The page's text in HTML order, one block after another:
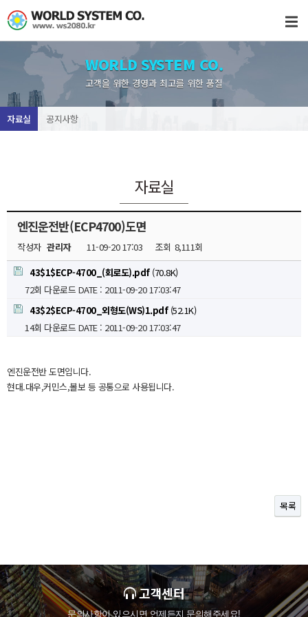
WORLD SYSTEM CO.
고객을 위한 경영과 최고를 위한 품질
자료실 공지사항
자료실
엔진운전반(ECP4700)도면
작성자 관리자 11-09-20 17:03 조회 8,111회
43$1$ECP-4700_(회로도).pdf(70.8K)
72회 다운로드 DATE : 2011-09-20 17:03:47
43$2$ECP-4700_외형도(WS)1.pdf(52.1K)
14회 다운로드 DATE : 2011-09-20 17:03:47
엔진운전반 도면입니다.
현대.대우,커민스,볼보 등 공통으로 사용됩니다.
목록
고객센터
문의사항이 있으시면 언제든지 문의해주세요!